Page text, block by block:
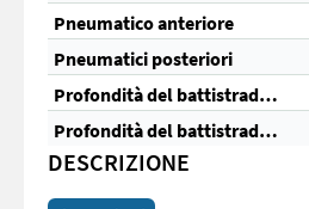
Pneumatico anteriore
Pneumatici posteriori
Profondità del battistrada anteriore (%)
Profondità del battistrada posteriore (%)
DESCRIZIONE